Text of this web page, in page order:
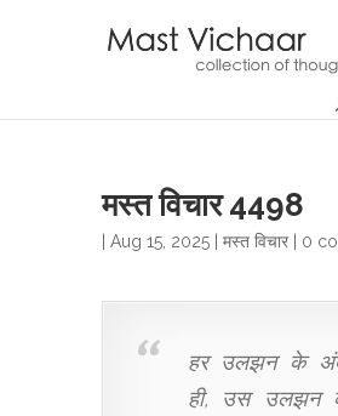
मस्त विचार 4498
| Aug 15, 2025 | मस्त विचार 0
हर उलझन के
ही, उस उलझन